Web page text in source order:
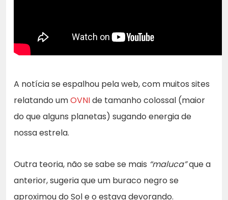
A notícia se espalhou pela web, com muitos sites
relatando umOVNIde tamanho colossal (maior
do que alguns planetas) sugando energia de
nossa estrela.
Outra teoria, não se sabe se mais “maluca”que a
anterior, sugeria que um buraco negro se
aproximou do Sol e o estava devorando.